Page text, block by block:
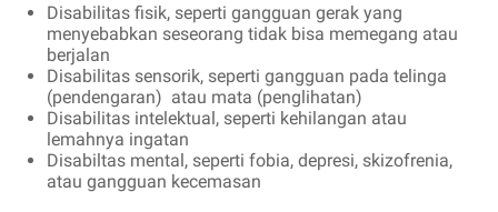
Disabilitas fisik, seperti gangguan gerak yang
menyebabkan seseorang tidak bisa memegang atau
berjalan
Disabilitas sensorik, seperti gangguan pada telinga
(pendengaran) atau mata (penglihatan)
Disabilitas intelektual, seperti kehilangan atau
lemahnya ingatan
Disabiltas mental, seperti fobia, depresi, skizofrenia,
atau gangguan kecemasan